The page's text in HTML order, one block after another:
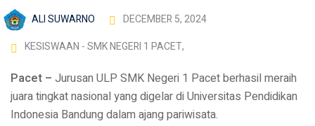
ALI SUWARNO
DECEMBER 5, 2024
KESISWAAN - SMK NEGERI 1 PACET,
Pacet – Jurusan ULP SMK Negeri 1 Pacet berhasil meraih
juara tingkat nasional yang digelar di Universitas Pendidikan
Indonesia Bandung dalam ajang pariwisata.